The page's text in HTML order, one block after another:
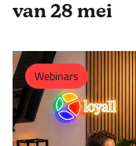
van 28 mei
Webinars